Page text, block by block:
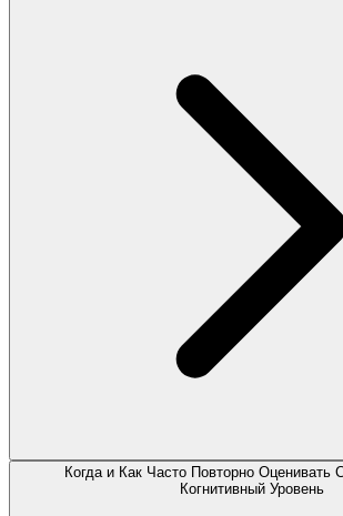
Когда и Как Часто Повторно Оценивать
Когнитивный Уровень